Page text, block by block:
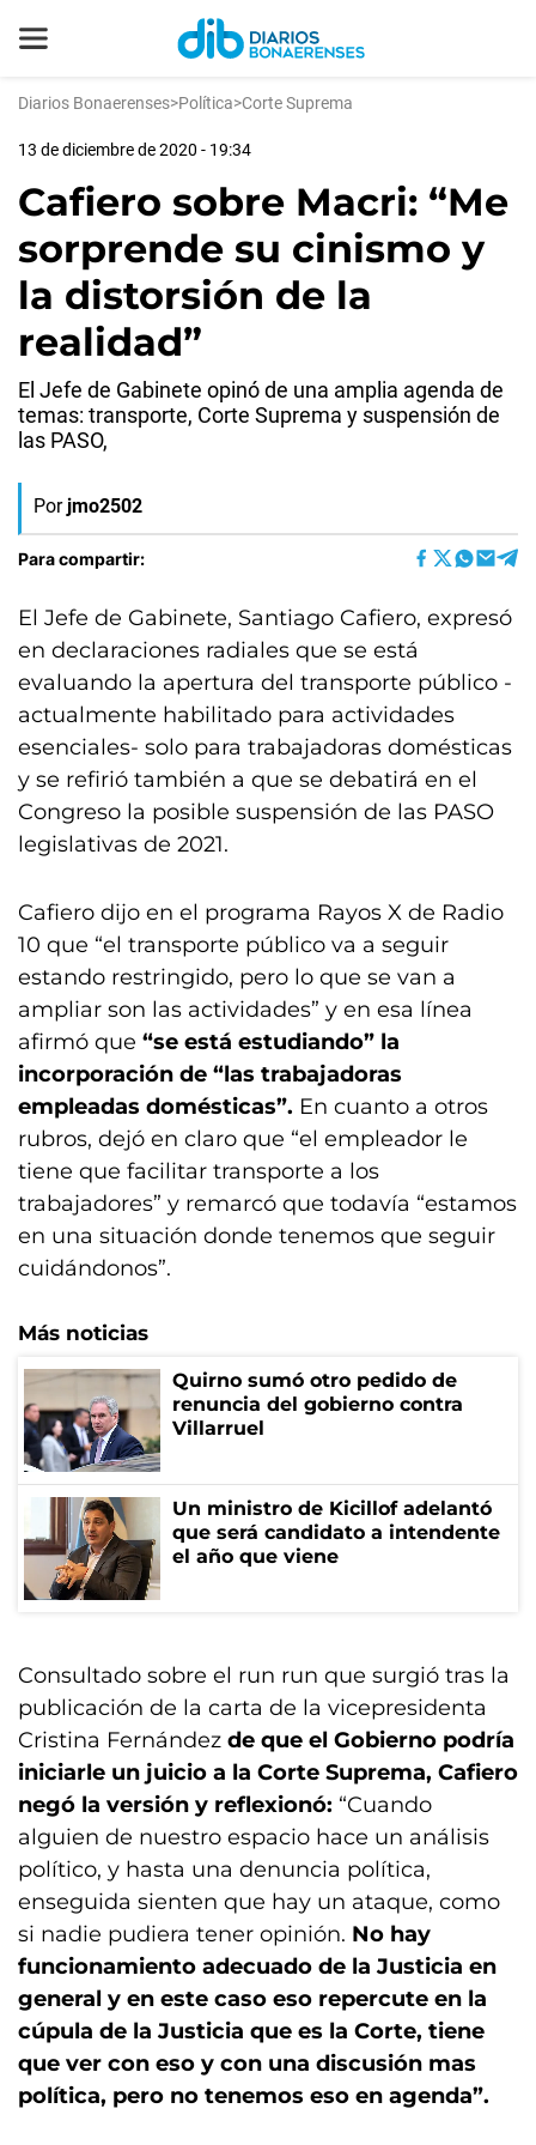
Diarios Bonaerenses>Política>Corte Suprema
13 de diciembre de 2020 - 19:34
Cafiero sobre Macri: “Me
sorprende su cinismo y
la distorsión de la
realidad”
El Jefe de Gabinete opinó de una amplia agenda de
temas: transporte, Corte Suprema y suspensión de
las PASO,
Por jmo2502
Para compartir:
El Jefe de Gabinete, Santiago Cafiero, expresó
en declaraciones radiales que se está
evaluando la apertura del transporte público -
actualmente habilitado para actividades
esenciales- solo para trabajadoras domésticas
y se refirió también a que se debatirá en el
Congreso la posible suspensión de las PASO
legislativas de 2021.
Cafiero dijo en el programa Rayos X de Radio
10 que “el transporte público va a seguir
estando restringido, pero lo que se van a
ampliar son las actividades” y en esa línea
afirmó que “se está estudiando” la
incorporación de “las trabajadoras
empleadas domésticas”. En cuanto a otros
rubros, dejó en claro que “el empleador le
tiene que facilitar transporte a los
trabajadores” y remarcó que todavía “estamos
en una situación donde tenemos que seguir
cuidándonos”.
Más noticias
Quirno sumó otro pedido de
renuncia del gobierno contra
Villarruel
Un ministro de Kicillof adelantó
que será candidato a intendente
el año que viene
Consultado sobre el run run que surgió tras la
publicación de la carta de la vicepresidenta
Cristina Fernández de que el Gobierno podría
iniciarle un juicio a la Corte Suprema, Cafiero
negó la versión y reflexionó: “Cuando
alguien de nuestro espacio hace un análisis
político, y hasta una denuncia política,
enseguida sienten que hay un ataque, como
si nadie pudiera tener opinión. No hay
funcionamiento adecuado de la Justicia en
general y en este caso eso repercute en la
cúpula de la Justicia que es la Corte, tiene
que ver con eso y con una discusión mas
política, pero no tenemos eso en agenda”.